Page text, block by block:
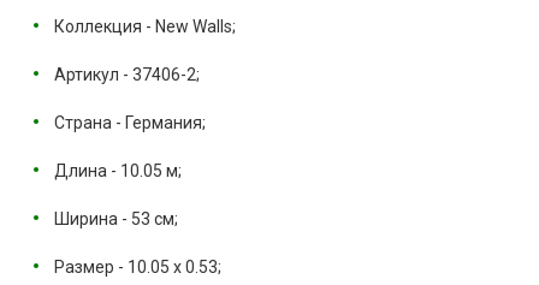
Коллекция - New Walls;
Артикул - 37406-2;
Страна - Германия;
Длина - 10.05 м;
Ширина - 53 см;
Размер - 10.05 х 0.53;